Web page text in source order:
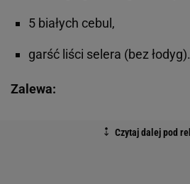
5 białych cebul,
garść liści selera (bez łodyg).
Zalewa: